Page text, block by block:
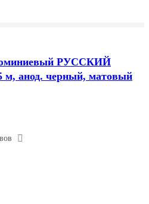
РУССКИЙ
анод. черный, матовый